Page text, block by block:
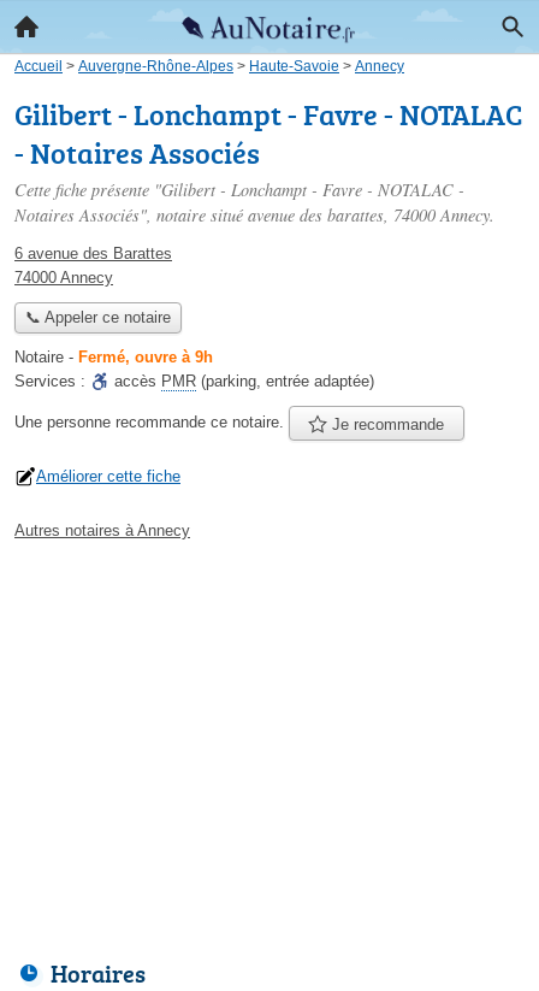
Accueil > Auvergne-Rhône-Alpes > Haute-Savoie > Annecy
Gilibert - Lonchampt - Favre - NOTALAC
- Notaires Associés
Cette fiche présente "Gilibert - Lonchampt - Favre - NOTALAC -
Notaires Associés", notaire situé avenue des barattes, 74000 Annecy.
6 avenue des Barattes
74000 Annecy
📞 Appeler ce notaire
Notaire - Fermé, ouvre à 9h
Services :
accès PMR (parking, entrée adaptée)
Une personne recommande ce notaire. Je recommande
Améliorer cette fiche
Autres notaires à Annecy
Horaires